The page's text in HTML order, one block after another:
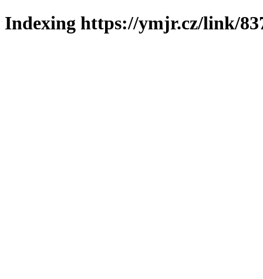
Indexing https://ymjr.cz/link/